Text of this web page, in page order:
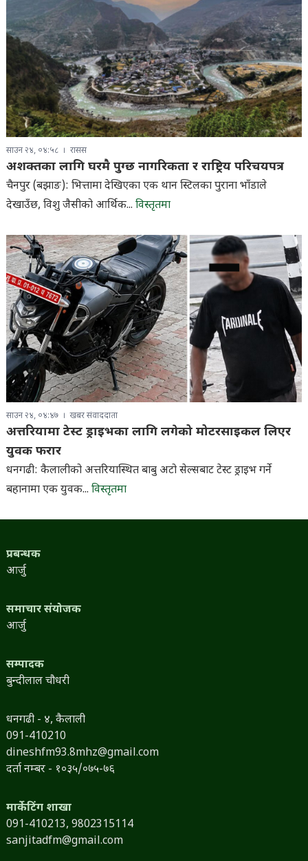
साउन २४, ०४:५८ रासस
अशक्तका लागि घरमै पुग्छ नागरिकता र राष्ट्रिय परिचयपत्र
चैनपुर (बझाङ): भित्तामा देखिएका एक थान स्टिलका पुराना भाँडाले
देखाउँछ, विशु जैसीको आर्थिक... विस्तृतमा
साउन २४, ०४:४७ खबर संवाददाता
अत्तरियामा टेस्ट ड्राइभका लागि लगेको मोटरसाइकल लिएर
युवक फरार
धनगढी: कैलालीको अत्तरियास्थित बाबु अटो सेल्सबाट टेस्ट ड्राइभ गर्ने
बहानामा एक युवक... विस्तृतमा
प्रबन्धक
आर्जु
समाचार संयोजक
आर्जु
सम्पादक
बुन्दीलाल चौधरी
धनगढी - ४, कैलाली
091-410210
dineshfm93.8mhz@gmail.com
दर्ता नम्बर - १०३५/०७५-७६
मार्केटिंग शाखा
091-410213, 9802315114
sanjitadfm@gmail.com